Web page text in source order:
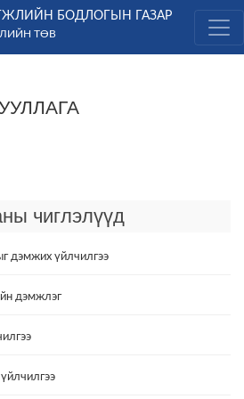
БОДЛОГЫН ГАЗАР
ТӨВ
чиглэлүүд
дэмжих үйлчилгээ
дэмжлэг